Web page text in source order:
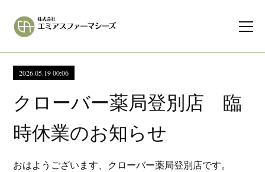
2026.05.19 00:06
クローバー薬局登別店 臨
時休業のお知らせ
おはようございます、クローバー薬局登別店です。